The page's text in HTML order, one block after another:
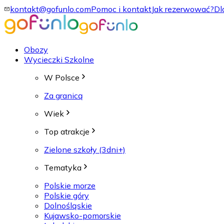
kontakt@gofunlo.comPomoc i kontaktJak rezerwować?
Obozy
Wycieczki Szkolne
W Polsce
Za granicą
Wiek
Top atrakcje
Zielone szkoły (3dni+)
Tematyka
Polskie morze
Polskie góry
Dolnośląskie
Kujawsko-pomorskie